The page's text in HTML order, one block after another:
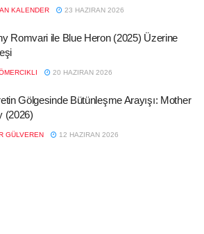
KALENDER 23 HAZIRAN 2026
Romvari ile Blue Heron (2025) Üzerine
20 HAZIRAN 2026
Gölgesinde Bütünleşme Arayışı: Mother
(2026)
GÜLVEREN 12 HAZIRAN 2026